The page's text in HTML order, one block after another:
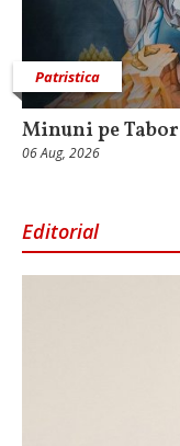
Patristica
Minuni pe Tabor
06 Aug, 2026
Editorial